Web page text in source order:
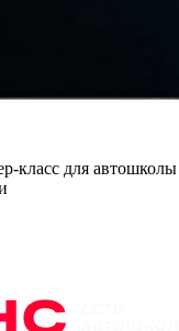
класс для